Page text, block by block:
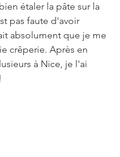
étaler la pâte sur la
pas faute d'avoir
absolument que je me
crêperie. Après en
à Nice, je l'ai